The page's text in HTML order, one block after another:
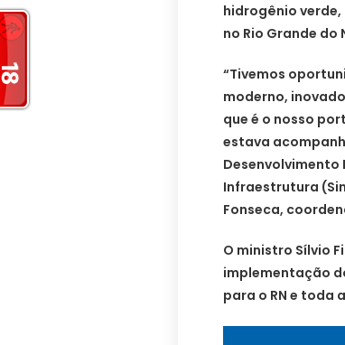
hidrogênio
no Rio Grande do
“Tivemos
moderno,
que é o nosso
estava
Desenvolvimento
Infraestrutura
Fonseca,
O ministro Sílvio
implementação
para o RN e toda